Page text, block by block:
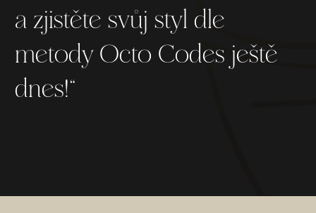
a zjistěte svůj styl dle
metody Octo Codes ještě
dnes!“